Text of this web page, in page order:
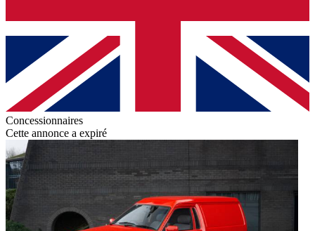
Concessionnaires
Cette annonce a expiré